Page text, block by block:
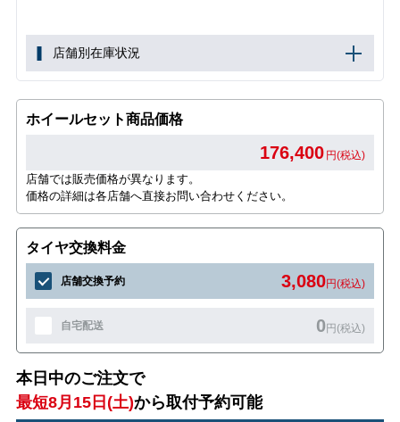
店舗別在庫状況
ホイールセット商品価格
176,400 円(税込)
店舗では販売価格が異なります。
価格の詳細は各店舗へ直接お問い合わせください。
タイヤ交換料金
店舗交換予約 3,080円(税込)
自宅配送 0円(税込)
本日中のご注文で
最短8月15日(土)から取付予約可能